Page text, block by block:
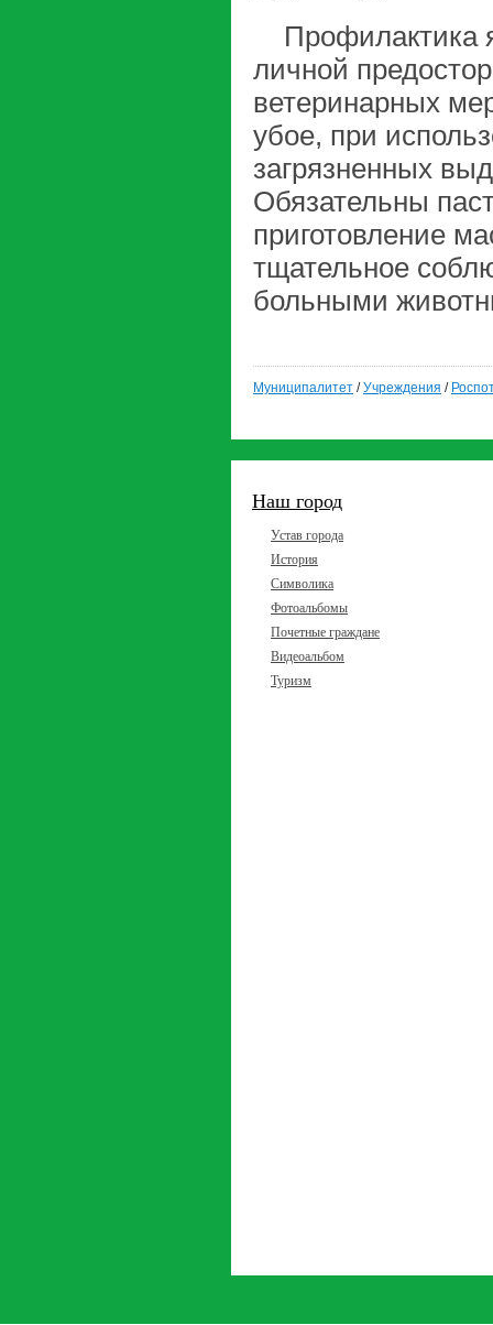
Профилактика
личной
ветеринарных
убое, при
загрязненных
Обязательны
приготовление
тщательное
больными
Муниципалитет /Учреждения /
Наш город
Устав города
История
Символика
Фотоальбомы
Почетные граждане
Видеоальбом
Туризм